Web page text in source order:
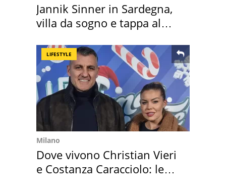
Jannik Sinner in Sardegna,
villa da sogno e tappa al
LIFESTYLE
Milano
Dove vivono Christian Vieri
e Costanza Caracciolo: le